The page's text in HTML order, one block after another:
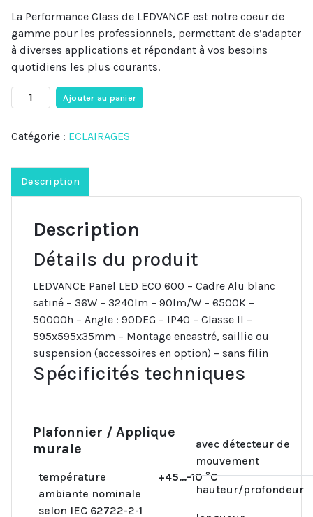
La Performance Class de LEDVANCE est notre coeur de
gamme pour les professionnels, permettant de s’adapter
à diverses applications et répondant à vos besoins
quotidiens les plus courants.
Ajouter au panier
Catégorie : ECLAIRAGES
Description
Description
Détails du produit
LEDVANCE Panel LED ECO 600 – Cadre Alu blanc
satiné – 36W – 3240lm – 90lm/W – 6500K –
50000h – Angle : 90DEG – IP40 – Classe II –
595x595x35mm – Montage encastré, saillie ou
suspension (accessoires en option) – sans filin
Spécificités techniques
Plafonnier / Applique
murale
température
ambiante nominale
selon IEC 62722-2-1
+45…-10 °C
avec détecteur de
mouvement
hauteur/profondeur